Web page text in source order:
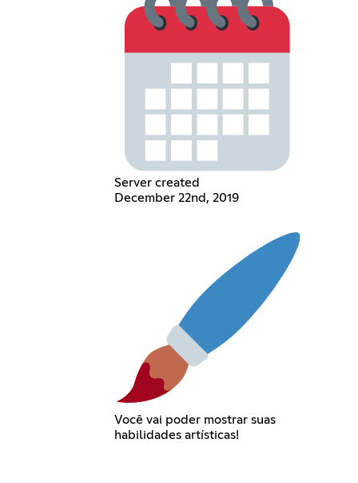
Server created
December 22nd, 2019
Você vai poder mostrar suas
habilidades artísticas!